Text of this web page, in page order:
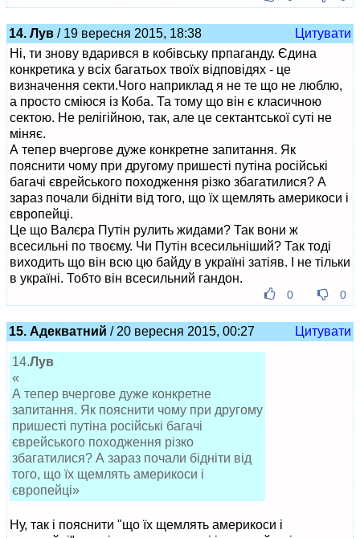
14. Лув / 19 вересня 2015, 18:38
Цитувати
Ні, ти знову вдарився в кобівську прпаганду. Єдина
конкретика у всіх багатьох твоїх відповідях - це
визначення секти.Чого наприклад я не те що не люблю,
а просто сміюся із Коба. Та тому що він є класичною
сектою. Не релігійною, так, але це сектантської суті не
міняє.
А тепер вчергове дуже конкретне запитання. Як
пояснити чому при другому пришесті путіна російські
багачі єврейського походження різко збагатилися? А
зараз почали бідніти від того, що їх щемлять америкоси і
європейці.
Це що Валєра Путін рулить жидами? Так вони ж
всесильні по твоєму. Чи Путін всесильніший? Так тоді
виходить що він всю цю байду в україні затіяв. І не тільки
в україні. Тобто він всесильний гандон.
0 0
15. Адекватний / 20 вересня 2015, 00:27 Цитувати
14.Лув
«
А тепер вчергове дуже конкретне
запитання. Як пояснити чому при другому
пришесті путіна російські багачі
єврейського походження різко
збагатилися? А зараз почали бідніти від
того, що їх щемлять америкоси і
європейці»
Ну, так і пояснити "що їх щемлять америкоси і